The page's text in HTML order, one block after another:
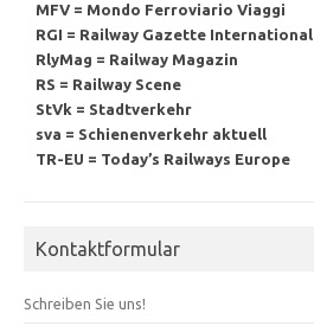
MFV = Mondo Ferroviario Viaggi
RGI = Railway Gazette International
RlyMag = Railway Magazin
RS = Railway Scene
StVk = Stadtverkehr
sva = Schienenverkehr aktuell
TR-EU = Today’s Railways Europe
Kontaktformular
Schreiben Sie uns!